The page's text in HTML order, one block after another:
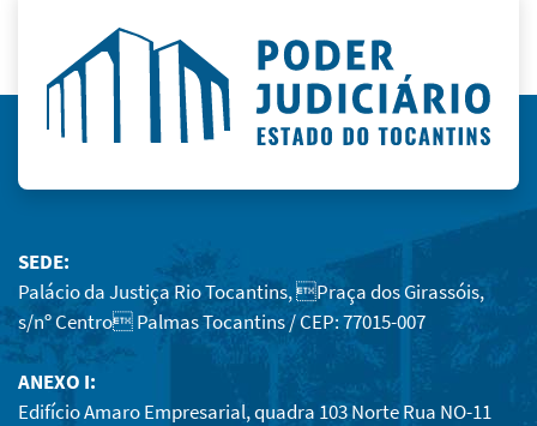
SEDE:
Palácio da Justiça Rio Tocantins, Praça dos Girassóis,
s/nº Centro Palmas Tocantins / CEP: 77015-007
ANEXO I:
Edifício Amaro Empresarial, quadra 103 Norte Rua NO-11